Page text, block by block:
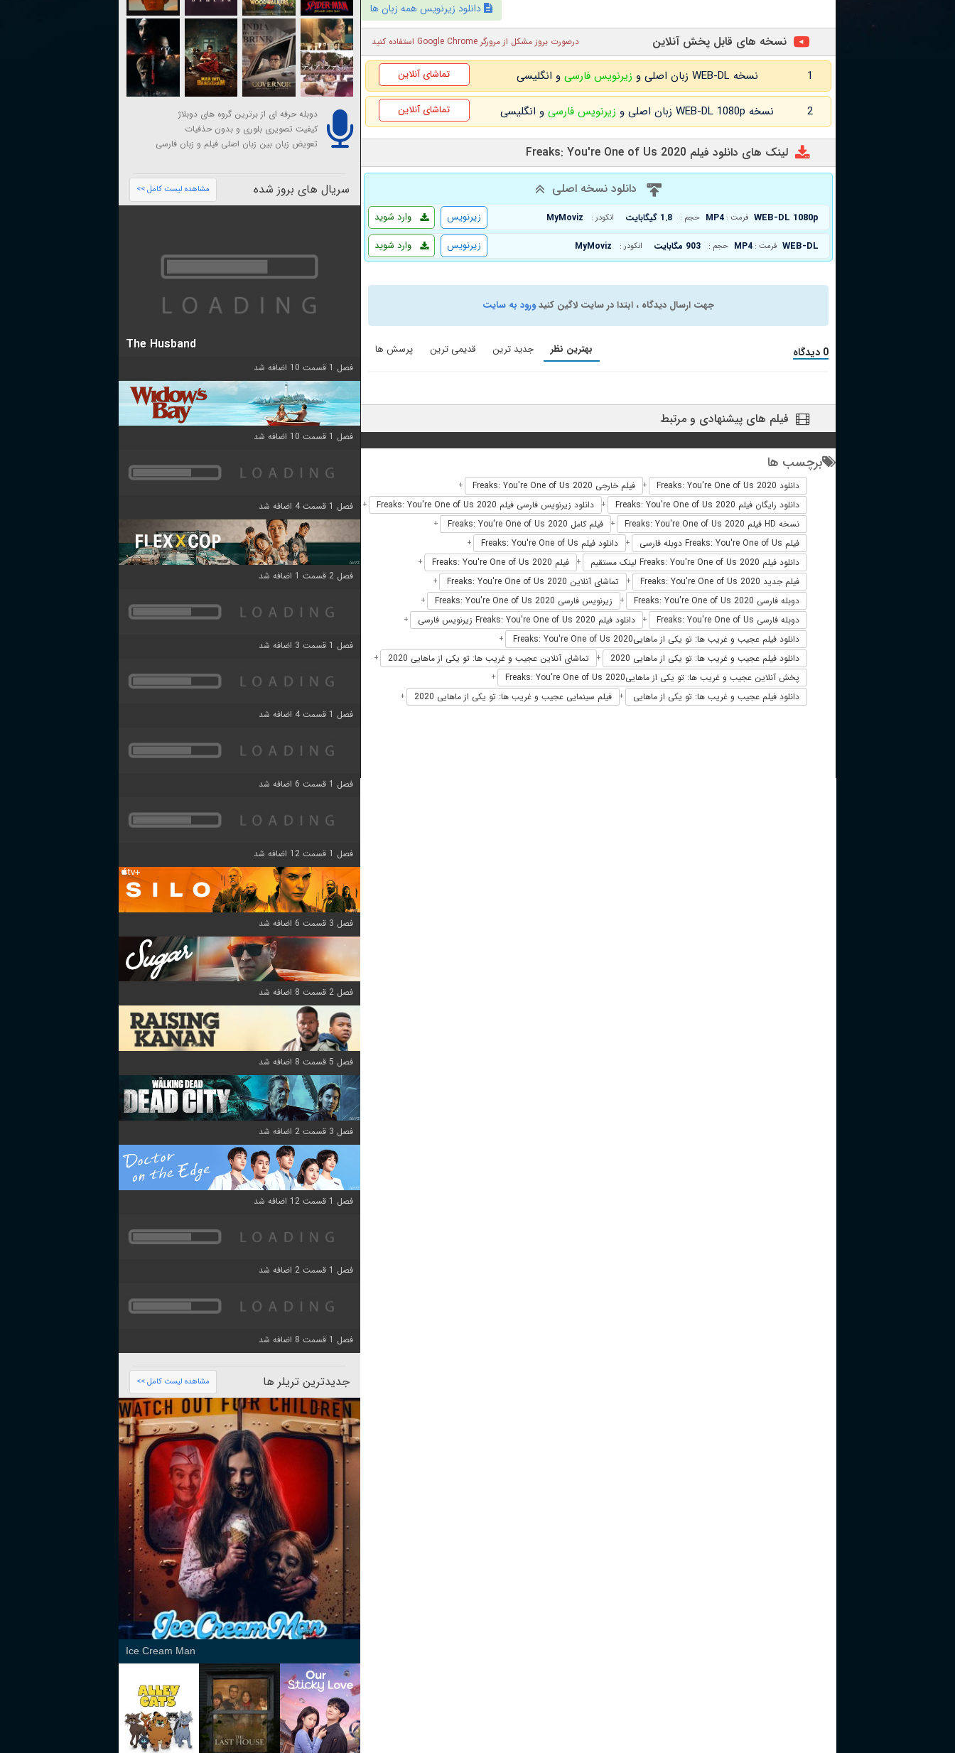
دانلود زیرنویس همه زبان ها
نسخه های قابل پخش آنلاین درصورت بروز مشکل از مرورگر Google Chrome استفاده کنید
1 نسخه WEB-DL زبان اصلی و زیرنویس فارسی و انگلیسی تماشای آنلاین
2 نسخه WEB-DL 1080p زبان اصلی و زیرنویس فارسی و انگلیسی تماشای آنلاین
لینک های دانلود فیلم Freaks: You're One of Us 2020
دانلود نسخه اصلی
WEB-DL 1080p فرمت : MP4 حجم : 1.8 گیگابایت انکودر : MyMoviz وارد شوید
زیرنویس
WEB-DL فرمت : MP4 حجم : 903 مگابایت انکودر : MyMoviz وارد شوید زیرنویس
جهت ارسال دیدگاه ، ابتدا در سایت لاگین کنیدورود به سایت
0 دیدگاه بهترین نظر جدید ترین قدیمی ترین پرسش ها
فیلم های پیشنهادی و مرتبط
برچسب ها
دانلود Freaks: You're One of Us 2020 + فیلم خارجی Freaks: You're One of Us 2020 +
دانلود رایگان فیلم Freaks: You're One of Us 2020 + دانلود زیرنویس فارسی فیلم Freaks: You're One of Us 2020 +
نسخه HD فیلم Freaks: You're One of Us 2020 + فیلم کامل Freaks: You're One of Us 2020 +
فیلم Freaks: You're One of Us دوبله فارسی + دانلود فیلم Freaks: You're One of Us +
دانلود فیلم Freaks: You're One of Us 2020 لینک مستقیم + فیلم Freaks: You're One of Us 2020 +
فیلم جدید Freaks: You're One of Us 2020 + تماشای آنلاین Freaks: You're One of Us 2020 +
دوبله فارسی Freaks: You're One of Us 2020 + زیرنویس فارسی Freaks: You're One of Us 2020 +
دوبله فارسی Freaks: You're One of Us + دانلود فیلم Freaks: You're One of Us 2020 زیرنویس فارسی +
دانلود فیلم عجیب و غریب ها: تو یکی از ماهاییFreaks: You're One of Us 2020 +
دانلود فیلم عجیب و غریب ها: تو یکی از ماهایی 2020 + تماشای آنلاین عجیب و غریب ها: تو یکی از ماهایی 2020 +
پخش آنلاین عجیب و غریب ها: تو یکی از ماهاییFreaks: You're One of Us 2020 +
دانلود فیلم عجیب و غریب ها: تو یکی از ماهایی + فیلم سینمایی عجیب و غریب ها: تو یکی از ماهایی 2020 +
دوبله حرفه ای از برترین گروه های دوبلاژ
کیفیت تصویری بلوری و بدون حذفیات
تعویض زبان بین زبان اصلی فیلم و زبان فارسی
سریال های بروز شده مشاهده لیست کامل >>
The Husband
فصل 1 قسمت 10 اضافه شد
فصل 1 قسمت 10 اضافه شد
فصل 1 قسمت 4 اضافه شد
فصل 2 قسمت 1 اضافه شد
فصل 1 قسمت 3 اضافه شد
فصل 1 قسمت 4 اضافه شد
فصل 1 قسمت 6 اضافه شد
فصل 1 قسمت 12 اضافه شد
فصل 3 قسمت 6 اضافه شد
فصل 2 قسمت 8 اضافه شد
فصل 5 قسمت 8 اضافه شد
فصل 3 قسمت 2 اضافه شد
فصل 1 قسمت 12 اضافه شد
فصل 1 قسمت 2 اضافه شد
فصل 1 قسمت 8 اضافه شد
جدیدترین تریلر ها مشاهده لیست کامل >>
Ice Cream Man